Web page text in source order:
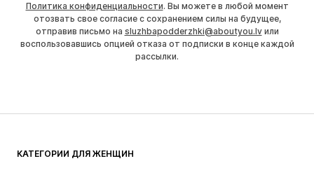
Политика конфиденциальности. Вы можете в любой момент
отозвать свое согласие с сохранением силы на будущее,
отправив письмо на sluzhbapodderzhki@aboutyou.lvили
воспользовавшись опцией отказа от подписки в конце каждой
рассылки.
КАТЕГОРИИ ДЛЯ ЖЕНЩИН